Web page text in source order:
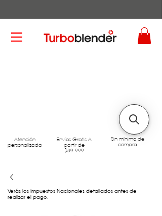
Atención
personalizada
Envíos Gratis A
partir de
$89.999
Sin mínimo de
compra
Verás los Impuestos Nacionales detallados antes de
realizar el pago.